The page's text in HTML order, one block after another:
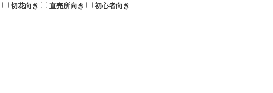
切花向き 直売所向き 初心者向き